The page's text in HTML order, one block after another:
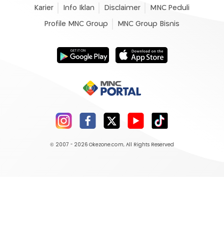
Karier Info Iklan Disclaimer MNC Peduli
Profile MNC Group MNC Group Bisnis
© 2007 - 2026 Okezone.com, All Rights Reserved